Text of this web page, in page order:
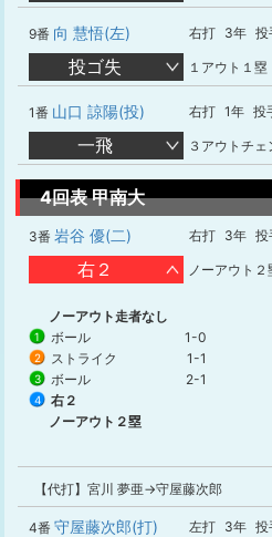
9番 向 慧悟(左) 右打 3年 投
投ゴ失 １アウト１塁
1番 山口 諒陽(投) 右打 1年 投
一飛 ３アウトチェ
4回表 甲南大
3番 岩谷 優(二) 右打 3年 投
右２ ノーアウト２
ノーアウト走者なし
1 ボール 1-0
2 ストライク 1-1
3 ボール 2-1
4
右２
ノーアウト２塁
【代打】宮川 夢亜→守屋藤次郎
4番 守屋藤次郎(打) 左打 3年 投